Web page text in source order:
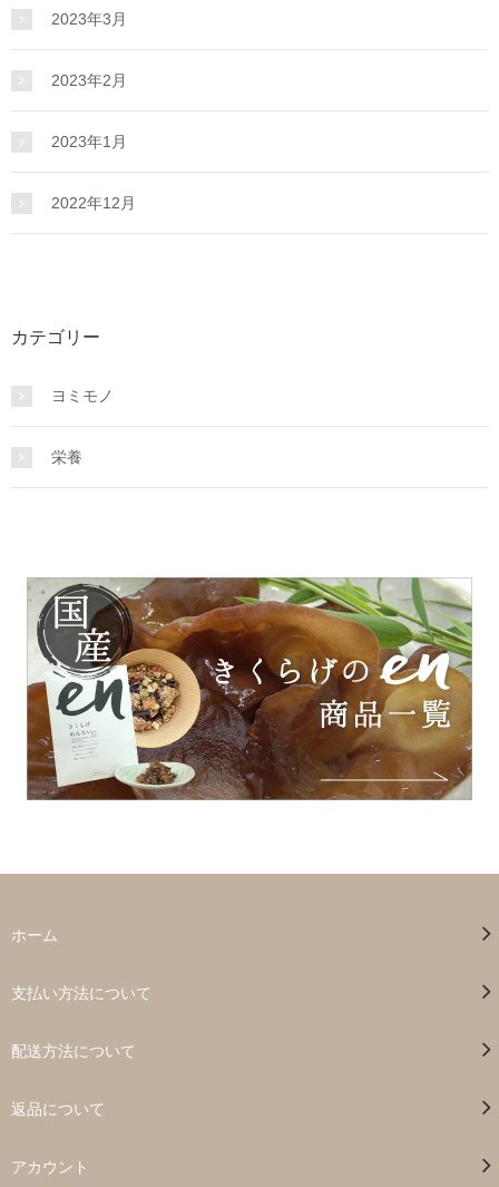
2023年3月
2023年2月
2023年1月
2022年12月
カテゴリー
ヨミモノ
栄養
ホーム
支払い方法について
配送方法について
返品について
アカウント